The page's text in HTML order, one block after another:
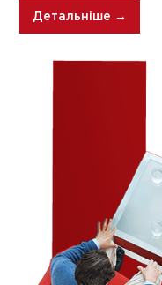
Детальніше →